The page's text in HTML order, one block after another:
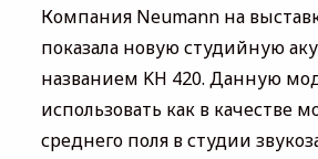
Компания Neumann на
показала новую студийную
названием KH 420. Данную
использовать как в качестве
среднего поля в студии